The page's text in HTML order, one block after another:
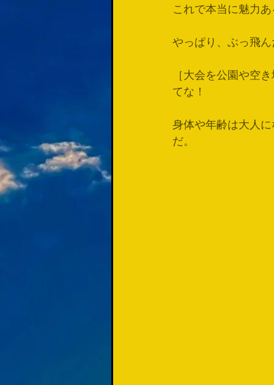
これで本当に魅力
やっぱり、ぶっ飛
［大会を公園や空
てな！
身体や年齢は大人
だ。